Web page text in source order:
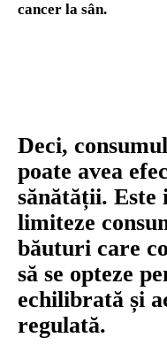
cancer la sân.
Deci,
poate avea
sănătății. Este
limiteze
băuturi care
să se opteze
echilibrată și
regulată.